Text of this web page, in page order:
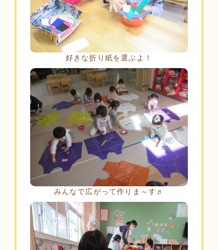
好きな折り紙を選ぶよ！
みんなで広がって作りま～す♬